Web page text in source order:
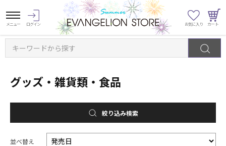
キーワードから探す
グッズ・雑貨類・食品
絞り込み検索
並べ替え